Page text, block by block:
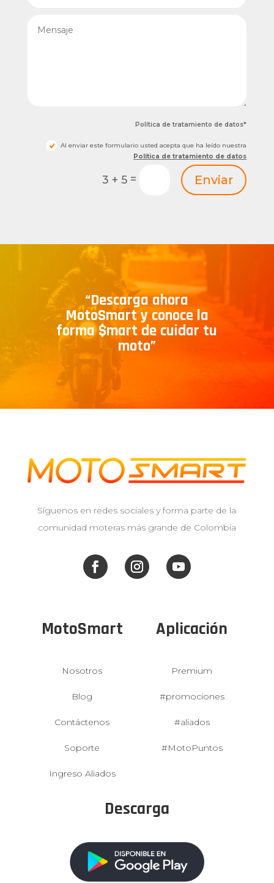
Política de tratamiento de datos*
Al enviar este formulario usted acepta que ha leído nuestra
Política de tratamiento de datos
3 + 5 = Enviar
“Descarga ahora
MotoSmart y conoce la
forma $mart de cuidar tu
moto”
Síguenos en redes sociales y forma parte de la
comunidad moteras más grande de Colombia
MotoSmart
Nosotros
Blog
Contáctenos
Soporte
Ingreso Aliados
Aplicación
Premium
#promociones
#aliados
#MotoPuntos
Descarga